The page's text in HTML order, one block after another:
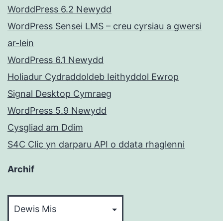
WorddPress 6.2 Newydd
WordPress Sensei LMS – creu cyrsiau a gwersi
ar-lein
WordPress 6.1 Newydd
Holiadur Cydraddoldeb Ieithyddol Ewrop
Signal Desktop Cymraeg
WordPress 5.9 Newydd
Cysgliad am Ddim
S4C Clic yn darparu API o ddata rhaglenni
Archif